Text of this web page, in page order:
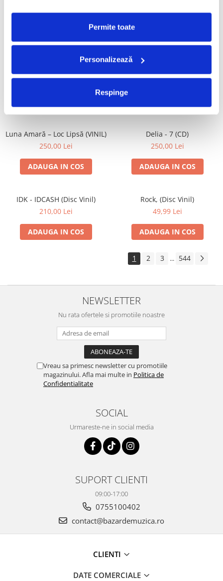
Permite toate
Personalizează
Respinge
Fugees - The Score (CD)
Cargo- Spiritus Sanctus (Editie
150,00 Lei
Luna Amară – Loc Lipsă (VINIL)
250,00 Lei
ADAUGA IN COS
Delia - 7 (CD)
250,00 Lei
ADAUGA IN COS
IDK - IDCASH (Disc Vinil)
210,00 Lei
ADAUGA IN COS
Rock, (Disc Vinil)
49,99 Lei
ADAUGA IN COS
1 2 3 ... 544
NEWSLETTER
Nu rata ofertele si promotiile noastre
Vreau sa primesc newsletter cu promotiile
magazinului. Afla mai multe in Politica de
Confidentialitate
SOCIAL
Urmareste-ne in social media
SUPORT CLIENTI
09:00-17:00
0755100402
contact@bazardemuzica.ro
CLIENTI
DATE COMERCIALE